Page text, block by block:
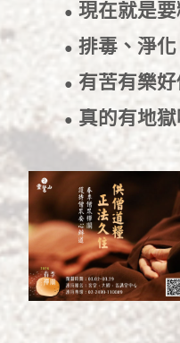
● 現在就是
● 排毒、淨
● 有苦有樂
● 真的有地